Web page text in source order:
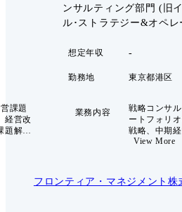
課題
経営改
題解決
ンサルティング部門 (旧
ル･ストラテジー&オペ
想定年収 -
勤務地 東京都港区
業務内容
戦略コンサ
ートフォリ
戦略、中期経
M&A戦略、
ジメント改
種機能改革(
View More
フロンティア・マネジメント株